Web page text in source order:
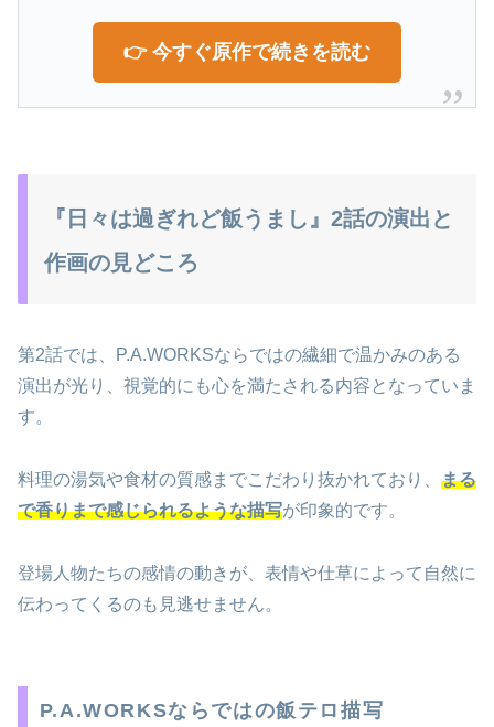
👉 今すぐ原作で続きを読む
『日々は過ぎれど飯うまし』2話の演出と
作画の見どころ
第2話では、P.A.WORKSならではの繊細で温かみのある
演出が光り、視覚的にも心を満たされる内容となっていま
す。
料理の湯気や食材の質感までこだわり抜かれており、 まる
で香りまで感じられるような描写が印象的です。
登場人物たちの感情の動きが、表情や仕草によって自然に
伝わってくるのも見逃せません。
P.A.WORKSならではの飯テロ描写